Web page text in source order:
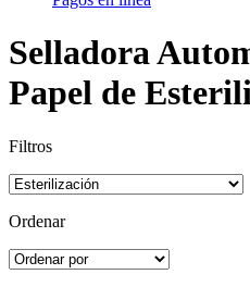
Selladora
Papel de
Filtros
Ordenar